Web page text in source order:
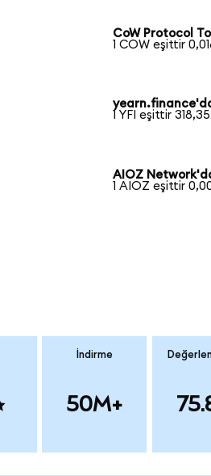
CoW Protocol
1 COW eşittir
1 YFI eşittir
AIOZ
1 AIOZ eşittir
İndirme
50M+